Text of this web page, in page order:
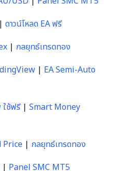
ดาวน์โหลด EA ฟรี
| กลยุทธ์เทรดทอง
| EA Semi-Auto
ช้ฟรี| Smart Money
Price | กลยุทธ์เทรดทอง
| Panel SMC MT5